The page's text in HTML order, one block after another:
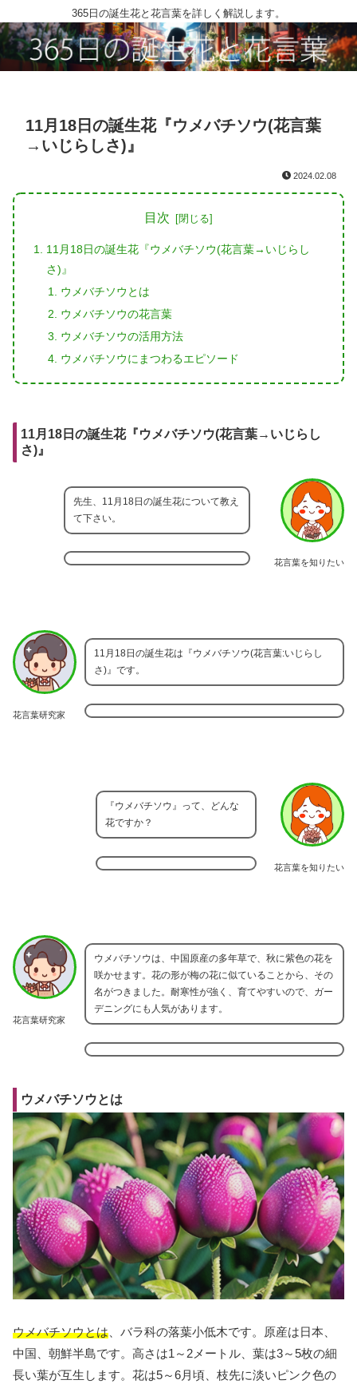
365日の誕生花と花言葉を詳しく解説します。
11月18日の誕生花『ウメバチソウ(花言葉
→いじらしさ)』
2024.02.08
目次
11月18日の誕生花『ウメバチソウ(花言葉→いじらし
さ)』
ウメバチソウとは
ウメバチソウの花言葉
ウメバチソウの活用方法
ウメバチソウにまつわるエピソード
11月18日の誕生花『ウメバチソウ(花言葉→いじらし
さ)』
花言葉を知りたい
先生、11月18日の誕生花について教え
て下さい。
花言葉研究家
11月18日の誕生花は『ウメバチソウ(花言葉:いじらし
さ)』です。
花言葉を知りたい
『ウメバチソウ』って、どんな
花ですか？
花言葉研究家
ウメバチソウは、中国原産の多年草で、秋に紫色の花を
咲かせます。花の形が梅の花に似ていることから、その
名がつきました。耐寒性が強く、育てやすいので、ガー
デニングにも人気があります。
ウメバチソウとは
ウメバチソウとは、バラ科の落葉小低木です。原産は日本、
中国、朝鮮半島です。高さは1～2メートル、葉は3～5枚の細
長い葉が互生します。花は5～6月頃、枝先に淡いピンク色の